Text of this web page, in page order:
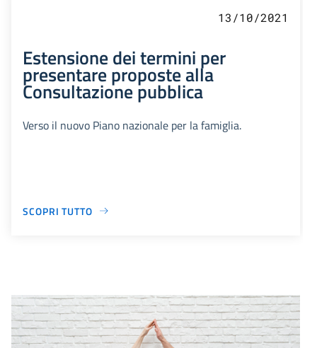
13/10/2021
Estensione dei termini per
presentare proposte alla
Consultazione pubblica
Verso il nuovo Piano nazionale per la famiglia.
SCOPRI TUTTO